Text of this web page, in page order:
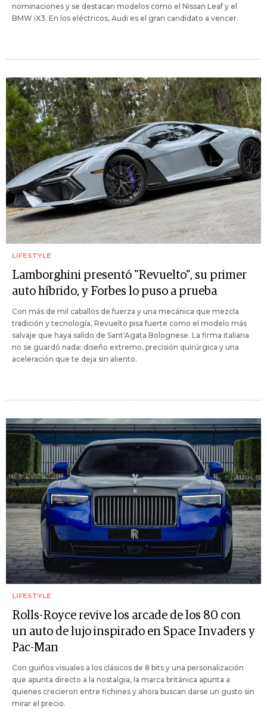
nominaciones y se destacan modelos como el Nissan Leaf y el
BMW iX3. En los eléctricos, Audi es el gran candidato a vencer.
LIFESTYLE
Lamborghini presentó "Revuelto", su primer
auto híbrido, y Forbes lo puso a prueba
Con más de mil caballos de fuerza y una mecánica que mezcla
tradición y tecnología, Revuelto pisa fuerte como el modelo más
salvaje que haya salido de Sant'Agata Bolognese. La firma italiana
no se guardó nada: diseño extremo, precisión quirúrgica y una
aceleración que te deja sin aliento.
LIFESTYLE
Rolls-Royce revive los arcade de los 80 con
un auto de lujo inspirado en Space Invaders y
Pac-Man
Con guiños visuales a los clásicos de 8 bits y una personalización
que apunta directo a la nostalgia, la marca británica apunta a
quienes crecieron entre fichines y ahora buscan darse un gusto sin
mirar el precio.